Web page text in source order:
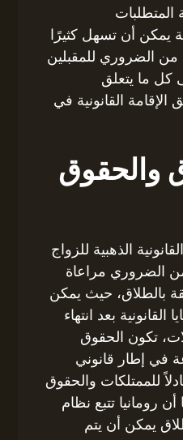
المتطلبات
يمكن أن تسهل كثيرًا
من الضروري للمقبلين
كل ما يتعلق
الإقامة القانونية في
والحقوق
الذهبية للزواج
الضروري مراعاة
بالطلاق، حيث يمكن
بعد انتهاء
تكون الحقوق
في إطار قانوني
للممتلكات والحقوق
رومانيا تتبع نظام
يمكن أن يتم